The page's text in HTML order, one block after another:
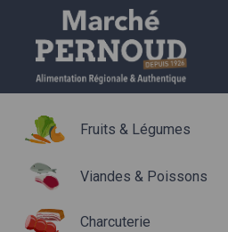
Fruits & Légumes
Viandes & Poissons
Charcuterie